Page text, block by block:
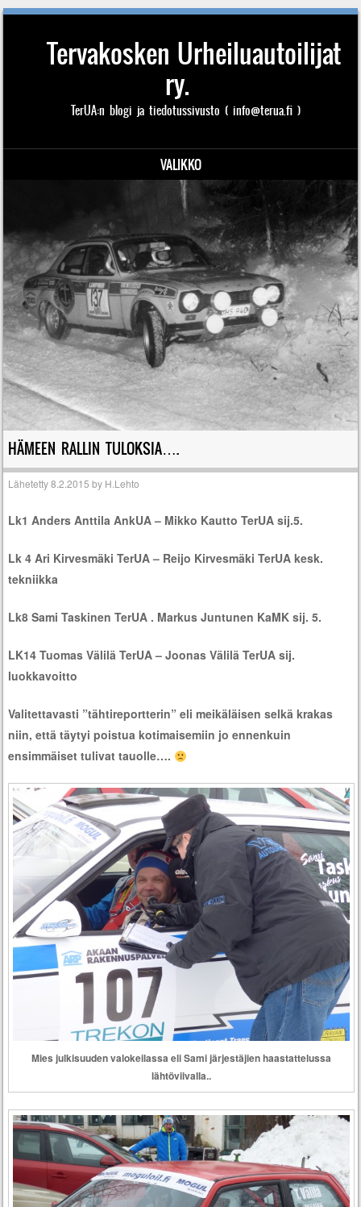
Tervakosken Urheiluautoilijat
ry.
TerUA:n blogi ja tiedotussivusto ( info@terua.fi )
VALIKKO
HÄMEEN RALLIN TULOKSIA….
Lähetetty8.2.2015 by H.Lehto
Lk1 Anders Anttila AnkUA – Mikko Kautto TerUA sij.5.
Lk 4 Ari Kirvesmäki TerUA – Reijo Kirvesmäki TerUA kesk.
tekniikka
Lk8 Sami Taskinen TerUA . Markus Juntunen KaMK sij. 5.
LK14 Tuomas Välilä TerUA – Joonas Välilä TerUA sij.
luokkavoitto
Valitettavasti ”tähtireportterin” eli meikäläisen selkä krakas
niin, että täytyi poistua kotimaisemiin jo ennenkuin
ensimmäiset tulivat tauolle….
Mies julkisuuden valokeilassa eli Sami järjestäjien haastattelussa
lähtöviivalla..